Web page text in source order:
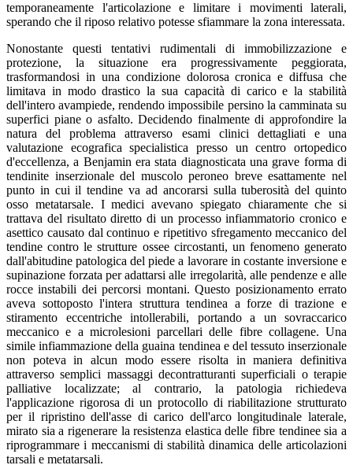
temporaneamente l'articolazione e limitare i movimenti laterali,
sperando che il riposo relativo potesse sfiammare la zona interessata.
Nonostante questi tentativi rudimentali di immobilizzazione e
protezione, la situazione era progressivamente peggiorata,
trasformandosi in una condizione dolorosa cronica e diffusa che
limitava in modo drastico la sua capacità di carico e la stabilità
dell'intero avampiede, rendendo impossibile persino la camminata su
superfici piane o asfalto. Decidendo finalmente di approfondire la
natura del problema attraverso esami clinici dettagliati e una
valutazione ecografica specialistica presso un centro ortopedico
d'eccellenza, a Benjamin era stata diagnosticata una grave forma di
tendinite inserzionale del muscolo peroneo breve esattamente nel
punto in cui il tendine va ad ancorarsi sulla tuberosità del quinto
osso metatarsale. I medici avevano spiegato chiaramente che si
trattava del risultato diretto di un processo infiammatorio cronico e
asettico causato dal continuo e ripetitivo sfregamento meccanico del
tendine contro le strutture ossee circostanti, un fenomeno generato
dall'abitudine patologica del piede a lavorare in costante inversione e
supinazione forzata per adattarsi alle irregolarità, alle pendenze e alle
rocce instabili dei percorsi montani. Questo posizionamento errato
aveva sottoposto l'intera struttura tendinea a forze di trazione e
stiramento eccentriche intollerabili, portando a un sovraccarico
meccanico e a microlesioni parcellari delle fibre collagene. Una
simile infiammazione della guaina tendinea e del tessuto inserzionale
non poteva in alcun modo essere risolta in maniera definitiva
attraverso semplici massaggi decontratturanti superficiali o terapie
palliative localizzate; al contrario, la patologia richiedeva
l'applicazione rigorosa di un protocollo di riabilitazione strutturato
per il ripristino dell'asse di carico dell'arco longitudinale laterale,
mirato sia a rigenerare la resistenza elastica delle fibre tendinee sia a
riprogrammare i meccanismi di stabilità dinamica delle articolazioni
tarsali e metatarsali.